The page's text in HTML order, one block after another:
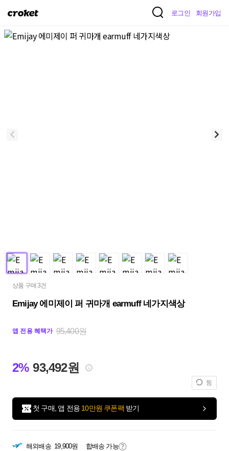
크
켓
로그인 회원가입
상품 구매 3건
Emijay 에미제이 퍼 귀마개 earmuff 네가지색상
앱 전용 혜택가 95,400원
2% 93,492원
찜
첫 구매, 앱 전용 10만원 쿠폰팩 받기
해외배송 19,900원 합배송 가능